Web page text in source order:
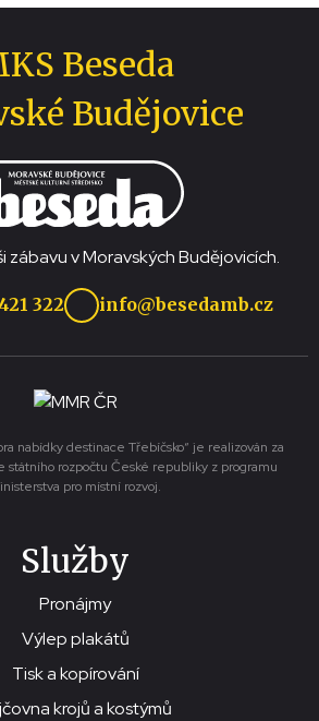
Beseda
Budějovice
zábavu v Moravských Budějovicích.
322 info@besedamb.cz
nabídky destinace Třebíčsko“ je realizován za
státního rozpočtu České republiky z programu
pro místní rozvoj.
Služby
Pronájmy
Výlep plakátů
Tisk a kopírování
krojů a kostýmů